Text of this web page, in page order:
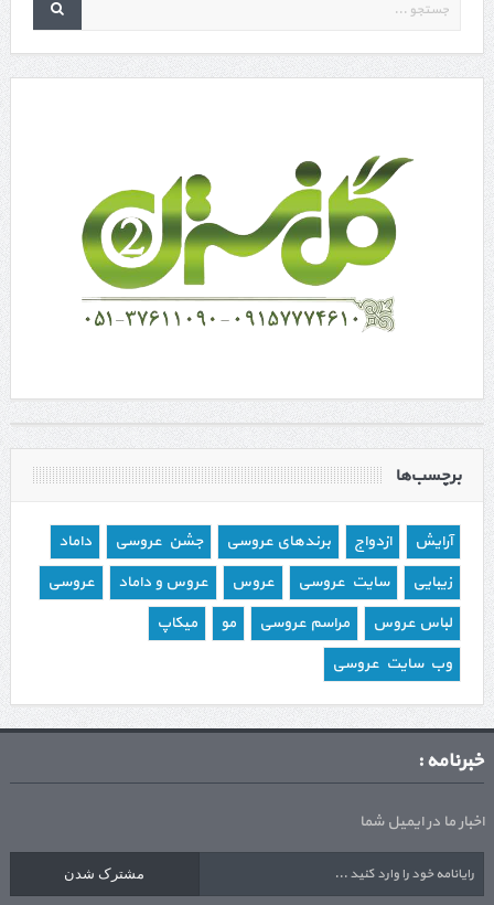
برچسب‌ها
آرایش ازدواج برندهای عروسی جشن عروسی
داماد
زیبایی
سایت عروسی عروس عروس و داماد
عروسی
لباس عروس
مراسم عروسی مو
میکاپ
وب سایت عروسی
خبرنامه :
اخبار ما در ایمیل شما
مشترک شدن